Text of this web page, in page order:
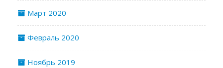
Март 2020
Февраль 2020
Ноябрь 2019